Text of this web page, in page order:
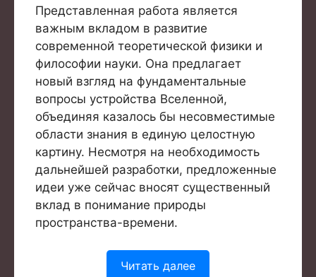
Представленная работа является
важным вкладом в развитие
современной теоретической физики и
философии науки. Она предлагает
новый взгляд на фундаментальные
вопросы устройства Вселенной,
объединяя казалось бы несовместимые
области знания в единую целостную
картину. Несмотря на необходимость
дальнейшей разработки, предложенные
идеи уже сейчас вносят существенный
вклад в понимание природы
пространства-времени.
Читать далее